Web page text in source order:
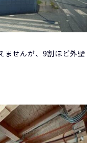
ませんが、9割ほど外壁